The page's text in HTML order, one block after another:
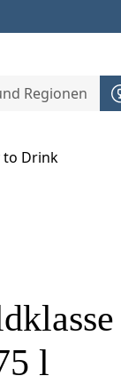
to Drink
l